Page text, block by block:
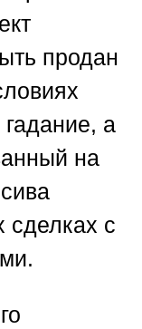
продан
а
на
с